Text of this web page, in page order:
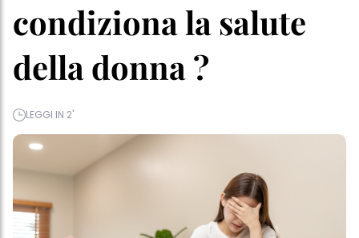
condiziona la salute
della donna ?
LEGGI IN 2'